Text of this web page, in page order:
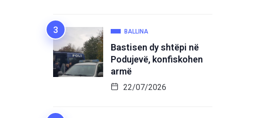
BALLINA
Bastisen dy shtëpi në
Podujevë, konfiskohen
armë
22/07/2026